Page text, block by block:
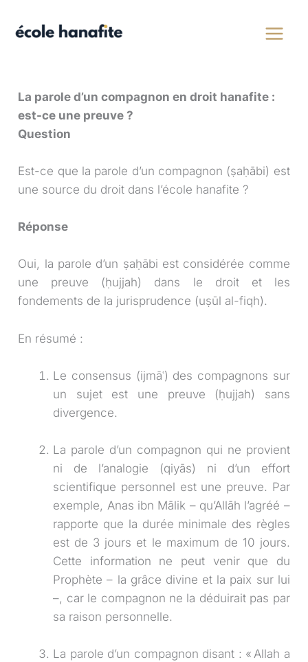
La parole d’un compagnon en droit hanafite :
est-ce une preuve ?
Question
Est-ce que la parole d’un compagnon (ṣaḥābi) est
une source du droit dans l’école hanafite ?
Réponse
Oui, la parole d’un ṣaḥābi est considérée comme
une preuve (ḥujjah) dans le droit et les
fondements de la jurisprudence (uṣūl al-fiqh).
En résumé :
Le consensus (ijmāʿ) des compagnons sur
un sujet est une preuve (ḥujjah) sans
divergence.
La parole d’un compagnon qui ne provient
ni de l’analogie (qiyās) ni d’un effort
scientifique personnel est une preuve. Par
exemple, Anas ibn Mālik – qu’Allāh l’agréé –
rapporte que la durée minimale des règles
est de 3 jours et le maximum de 10 jours.
Cette information ne peut venir que du
Prophète – la grâce divine et la paix sur lui
–, car le compagnon ne la déduirait pas par
sa raison personnelle.
La parole d’un compagnon disant : « Allah a